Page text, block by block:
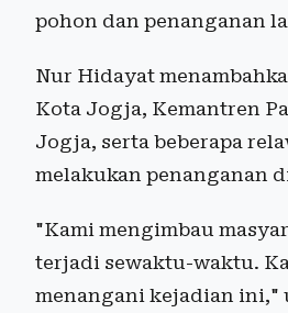
pohon dan penanganan
Nur Hidayat
Kota Jogja, Kemantren
Jogja, serta beberapa
melakukan penanganan
"Kami mengimbau
terjadi sewaktu-waktu.
menangani kejadian ini,"